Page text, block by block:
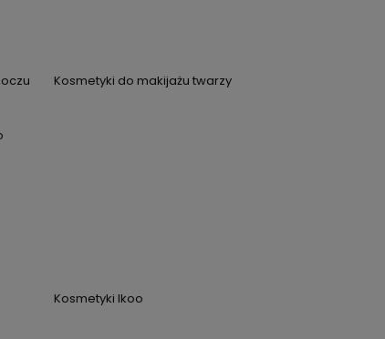
Kosmetyki do makijażu twarzy
Kosmetyki Ikoo